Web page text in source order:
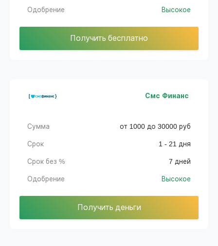
Одобрение Высокое
Получить бесплатно
Смс Финанс
Сумма от 1000 до 30000 руб
Срок 1 - 21 дня
Срок без % 7 дней
Одобрение Высокое
Получить деньги